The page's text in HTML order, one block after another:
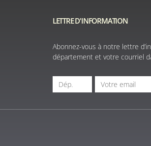
LETTRE D'INFORMATION
Abonnez-vous à notre lettre
département et votre courriel